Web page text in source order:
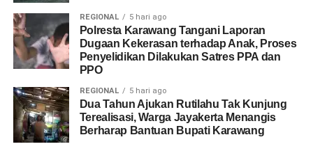
REGIONAL 5 hari ago
Polresta Karawang Tangani Laporan
Dugaan Kekerasan terhadap Anak, Proses
Penyelidikan Dilakukan Satres PPA dan
PPO
REGIONAL 5 hari ago
Dua Tahun Ajukan Rutilahu Tak Kunjung
Terealisasi, Warga Jayakerta Menangis
Berharap Bantuan Bupati Karawang